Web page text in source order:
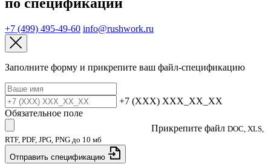
по спецификации
+7 (499) 495-49-60 info@rushwork.ru
Заполните форму и прикрепите ваш файл‑спецификацию
+7 (XXX) XXX_XX_XX
Обязательное поле
Прикрепите файл DOC, XLS,
RTF, PDF, JPG, PNG до 10 мб
Отправить спецификацию